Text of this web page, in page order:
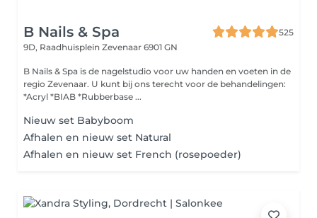
B Nails & Spa
525
9D, Raadhuisplein Zevenaar 6901 GN
B Nails & Spa is de nagelstudio voor uw handen en voeten in de
regio Zevenaar. U kunt bij ons terecht voor de behandelingen:
*Acryl *BIAB *Rubberbase ...
Nieuw set Babyboom
Afhalen en nieuw set Natural
Afhalen en nieuw set French (rosepoeder)